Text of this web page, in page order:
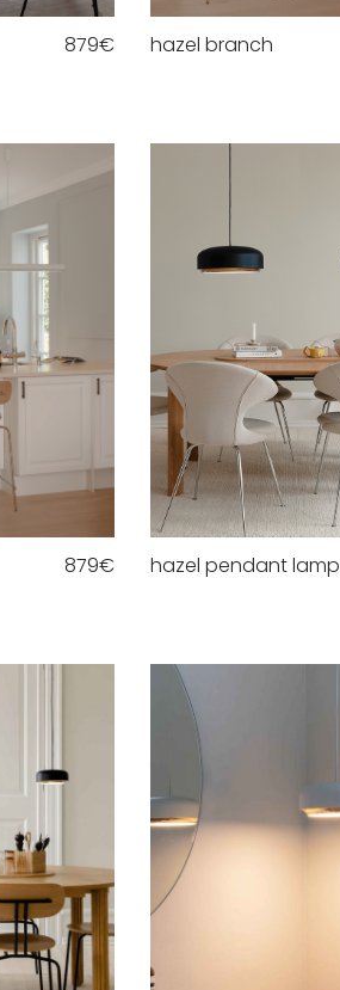
879€ hazel branch
879€ hazel pendant lamp